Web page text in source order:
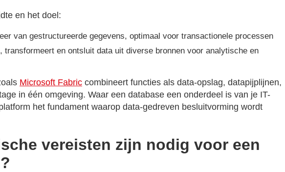
en het doel:
van gestructureerde gegevens, optimaal voor transactionele processen
transformeert en ontsluit data uit diverse bronnen voor analytische en
Microsoft Fabric combineert functies als data-opslag, datapijplijnen,
in één omgeving. Waar een database een onderdeel is van je IT-
het fundament waarop data-gedreven besluitvorming wordt
vereisten zijn nodig voor een